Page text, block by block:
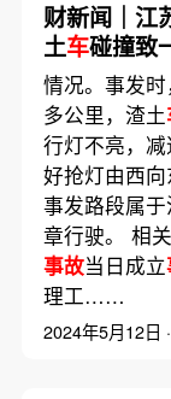
财新闻｜江
土车碰撞致
难，
事故原
情况。事发
多公里，渣土
行灯不亮，
好抢灯由西
事发路段属于
章行驶。 相
事故当日成立
理工……
2024年5月12日 ·